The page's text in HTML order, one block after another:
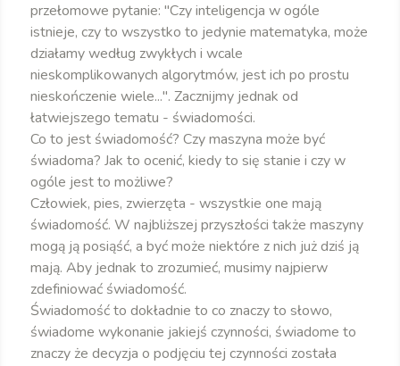
przełomowe pytanie: "Czy inteligencja w ogóle
istnieje, czy to wszystko to jedynie matematyka, może
działamy według zwykłych i wcale
nieskomplikowanych algorytmów, jest ich po prostu
nieskończenie wiele...". Zacznijmy jednak od
łatwiejszego tematu - świadomości.
Co to jest świadomość? Czy maszyna może być
świadoma? Jak to ocenić, kiedy to się stanie i czy w
ogóle jest to możliwe?
Człowiek, pies, zwierzęta - wszystkie one mają
świadomość. W najbliższej przyszłości także maszyny
mogą ją posiąść, a być może niektóre z nich już dziś ją
mają. Aby jednak to zrozumieć, musimy najpierw
zdefiniować świadomość.
Świadomość to dokładnie to co znaczy to słowo,
świadome wykonanie jakiejś czynności, świadome to
znaczy że decyzja o podjęciu tej czynności została